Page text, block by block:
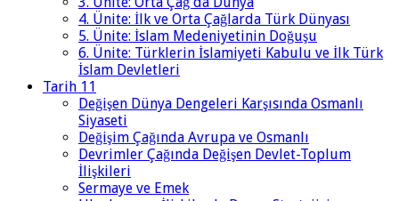
4. Ünite: İlk ve Orta Çağlarda Türk Dünyası
5. Ünite: İslam Medeniyetinin Doğuşu
6. Ünite: Türklerin İslamiyeti Kabulu ve İlk Türk
İslam Devletleri
Tarih 11
Değişen Dünya Dengeleri Karşısında Osmanlı
Siyaseti
Değişim Çağında Avrupa ve Osmanlı
Devrimler Çağında Değişen Devlet-Toplum
İlişkileri
Sermaye ve Emek